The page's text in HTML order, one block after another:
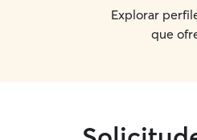
Explorar
que